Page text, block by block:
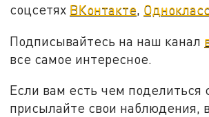
соцсетях ВКонтакте,
Подписывайтесь на наш канал
все самое интересное.
Если вам есть чем поделиться
присылайте свои наблюдения,